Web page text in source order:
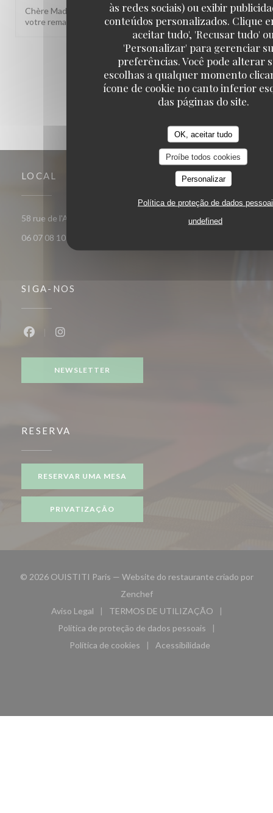
às redes sociais) ou exibir
conteúdos personalizados. Clique
aceitar tudo', 'Recusar tudo'
'Personalizar' para gerenciar
preferências. Você pode alterar
escolhas a qualquer momento
ícone de cookie no canto inferior
das páginas do site.
OK, aceitar tudo
Proíbe todos cookies
Personalizar
Política de proteção de dados
undefined
Chère Madame, Nous vous remercions pour vos belles étoiles
votre remarque. Bien à vous, La Ouist'team
1 2 3
LOCAL
58 rue de l'Arcade 75008 Paris
((abre numa nova janela))
06 07 08 10 48
SIGA-NOS
NEWSLETTER
RESERVA
RESERVAR UMA MESA
PRIVATIZAÇÃO
© 2026 OUISTITI Paris — Website do restaurante criado por
Zenchef((abre numa nova janela))
Aviso Legal
((abre numa nova janela))
TERMOS DE UTILIZAÇÃO
((abre numa nova janela))
Política de proteção de dados pessoais
((abre numa nova janela))
Política de cookies
((abre numa nova janela))
Acessibilidade